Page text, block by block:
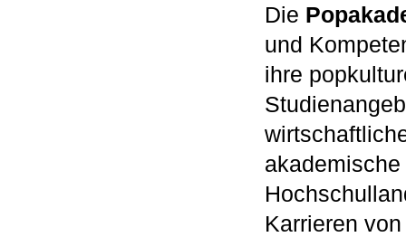
Die
und
ihre
Karrieren